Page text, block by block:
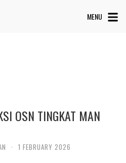
MENU
OSN TINGKAT MAN
· 1 FEBRUARY 2026